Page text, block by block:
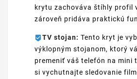
krytu zachováva štíhly profil
zároveň pridáva praktickú
TV stojan: Tento kryt je
výklopným stojanom, ktorý
premeniť váš telefón na mini
si vychutnajte sledovanie